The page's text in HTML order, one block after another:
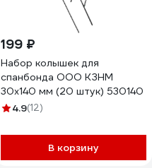
199 ₽
Набор колышек для
спанбонда ООО КЗНМ
30x140 мм (20 штук) 530140
4.9(12)
В корзину